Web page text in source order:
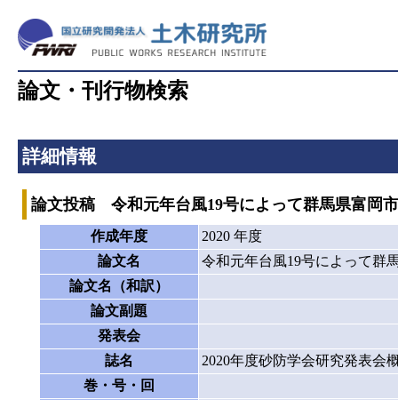
論文・刊行物検索
詳細情報
論文投稿 令和元年台風19号によって群馬県富岡
作成年度
2020 年度
論文名
令和元年台風19号によって群
論文名（和訳）
論文副題
発表会
誌名
2020年度砂防学会研究発表会
巻・号・回